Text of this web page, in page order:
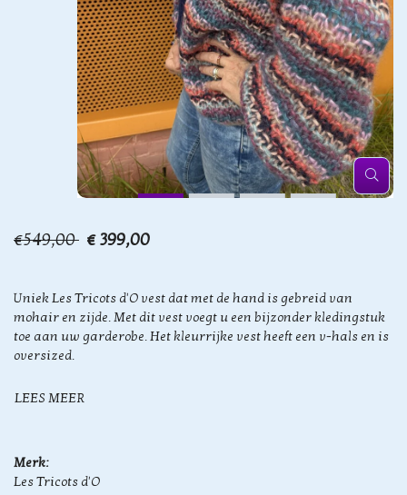
€549,00 € 399,00
Uniek Les Tricots d'O vest dat met de hand is gebreid van
mohair en zijde. Met dit vest voegt u een bijzonder kledingstuk
toe aan uw garderobe. Het kleurrijke vest heeft een v-hals en is
oversized.
LEES MEER
Merk:
Les Tricots d'O